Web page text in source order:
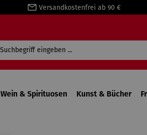
Versandkostenfrei ab 90 €
Wein & Spirituosen Kunst & Bücher